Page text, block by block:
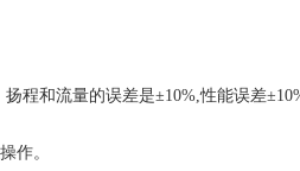
程和流量的误差是±10%,性能误差
作。